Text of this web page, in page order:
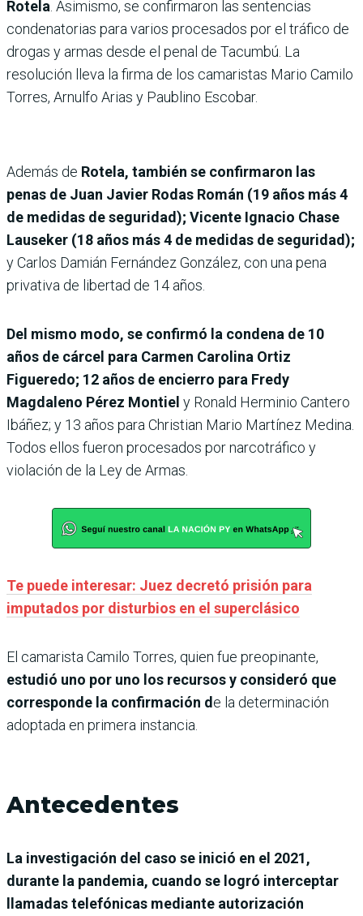
Rotela. Asimismo, se confirmaron las sentencias
condenatorias para varios procesados por el tráfico de
drogas y armas desde el penal de Tacumbú. La
resolución lleva la firma de los camaristas Mario Camilo
Torres, Arnulfo Arias y Paublino Escobar.
Además de Rotela, también se confirmaron las
penas de Juan Javier Rodas Román (19 años más 4
de medidas de seguridad); Vicente Ignacio Chase
Lauseker (18 años más 4 de medidas de seguridad);
y Carlos Damián Fernández González, con una pena
privativa de libertad de 14 años.
Del mismo modo, se confirmó la condena de 10
años de cárcel para Carmen Carolina Ortiz
Figueredo; 12 años de encierro para Fredy
Magdaleno Pérez Montiel y Ronald Herminio Cantero
Ibáñez; y 13 años para Christian Mario Martínez Medina.
Todos ellos fueron procesados por narcotráfico y
violación de la Ley de Armas.
Te puede interesar: Juez decretó prisión para
imputados por disturbios en el superclásico
El camarista Camilo Torres, quien fue preopinante,
estudió uno por uno los recursos y consideró que
corresponde la confirmación de la determinación
adoptada en primera instancia.
Antecedentes
La investigación del caso se inició en el 2021,
durante la pandemia, cuando se logró interceptar
llamadas telefónicas mediante autorización